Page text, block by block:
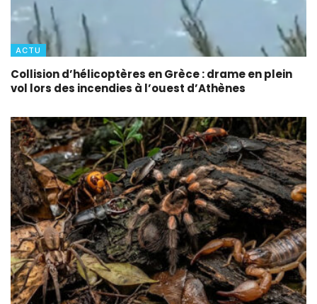
ACTU
Collision d’hélicoptères en Grèce : drame en plein
vol lors des incendies à l’ouest d’Athènes